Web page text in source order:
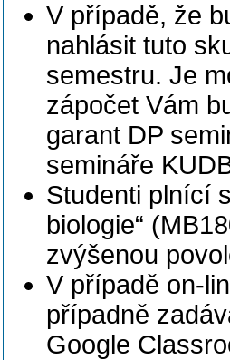
V případě, že
nahlásit tuto
semestru. Je
zápočet Vám
garant DP
semináře
Studenti plnící
biologie“
zvýšenou
V případě on-
případně
Google